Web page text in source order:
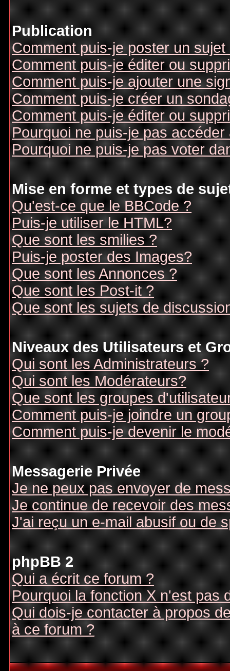
Publication
Comment puis-je poster un
Comment puis-je éditer ou
Comment puis-je ajouter une
Comment puis-je créer un
Comment puis-je éditer ou
Pourquoi ne puis-je pas accéder
Pourquoi ne puis-je pas voter
Mise en forme et types de
Qu'est-ce que le BBCode ?
Puis-je utiliser le HTML?
Que sont les smilies ?
Puis-je poster des Images?
Que sont les Annonces ?
Que sont les Post-it ?
Que sont les sujets de
Niveaux des Utilisateurs et
Qui sont les Administrateurs ?
Qui sont les Modérateurs?
Que sont les groupes
Comment puis-je joindre un
Comment puis-je devenir le
Messagerie Privée
Je ne peux pas envoyer de
Je continue de recevoir des
J'ai reçu un e-mail abusif ou de
phpBB 2
Qui a écrit ce forum ?
Pourquoi la fonction X n'est pas
Qui dois-je contacter à propos
à ce forum ?